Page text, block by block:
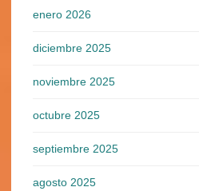
enero 2026
diciembre 2025
noviembre 2025
octubre 2025
septiembre 2025
agosto 2025